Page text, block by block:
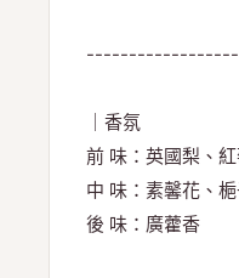
｜香氛
前 味：英國梨、
中 味：素馨花、
後 味：廣藿香